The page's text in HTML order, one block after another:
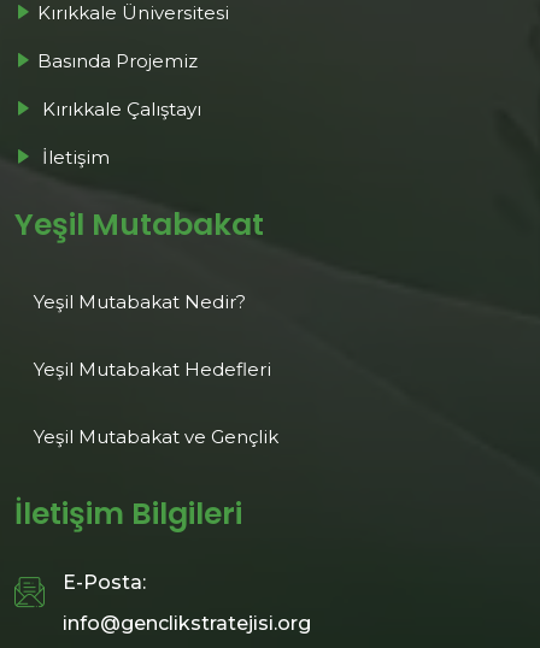
Kırıkkale Üniversitesi
Basında Projemiz
Kırıkkale Çalıştayı
İletişim
Yeşil Mutabakat
⁠Yeşil Mutabakat Nedir?
Yeşil Mutabakat Hedefleri
Yeşil Mutabakat ve Gençlik
İletişim Bilgileri
E-Posta:
info@genclikstratejisi.org